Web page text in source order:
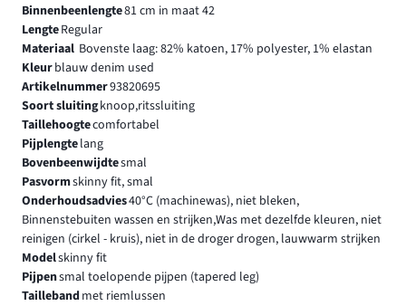
Binnenbeenlengte81 cm in maat 42
LengteRegular
Materiaal Bovenste laag: 82% katoen, 17% polyester, 1% elastan
Kleurblauw denim used
Artikelnummer93820695
Soort sluitingknoop,ritssluiting
Taillehoogtecomfortabel
Pijplengtelang
Bovenbeenwijdtesmal
Pasvormskinny fit, smal
Onderhoudsadvies40°C (machinewas), niet bleken,
Binnenstebuiten wassen en strijken,Was met dezelfde kleuren, niet
reinigen (cirkel - kruis), niet in de droger drogen, lauwwarm strijken
Modelskinny fit
Pijpensmal toelopende pijpen (tapered leg)
Taillebandmet riemlussen